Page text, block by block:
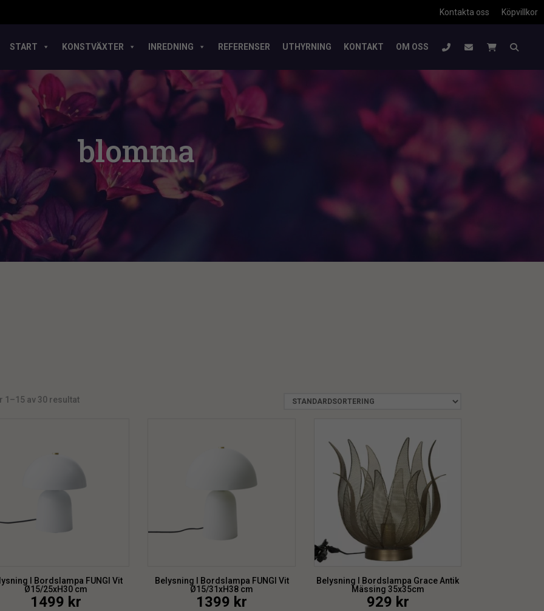
Köpvillkor
Kontakta oss
START KONSTVÄXTER INREDNING REFERENSER UTHYRNING KONTAKT OM OSS
blomma
1–15 av 30 resultat
l Bordslampa FUNGI Vit
Ø15/25xH30 cm
1499 kr
Belysning l Bordslampa FUNGI Vit
Ø15/31xH38 cm
1399 kr
Belysning l Bordslampa Grace Antik
Mässing 35x35cm
929 kr